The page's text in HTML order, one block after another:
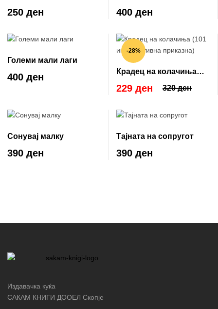
250 ден 400 ден
Големи мали лаги
400 ден
-28%
Крадец на колачиња
(101 инспиративна
приказна)
320 ден
229 ден
Сонувај малку
390 ден
Тајната на сопругот
390 ден
Издавачка куќа
САКАМ КНИГИ ДООЕЛ Скопје